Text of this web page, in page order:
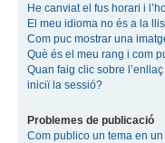
He canviat el fus horari i
El meu idioma no és a la
Com puc mostrar una
Què és el meu rang i com
Quan faig clic sobre
iniciï la sessió?
Problemes de publicació
Com publico un tema en